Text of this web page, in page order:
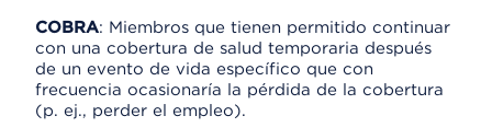
COBRA: Miembros que tienen permitido continuar
con una cobertura de salud temporaria después
de un evento de vida específico que con
frecuencia ocasionaría la pérdida de la cobertura
(p. ej., perder el empleo).